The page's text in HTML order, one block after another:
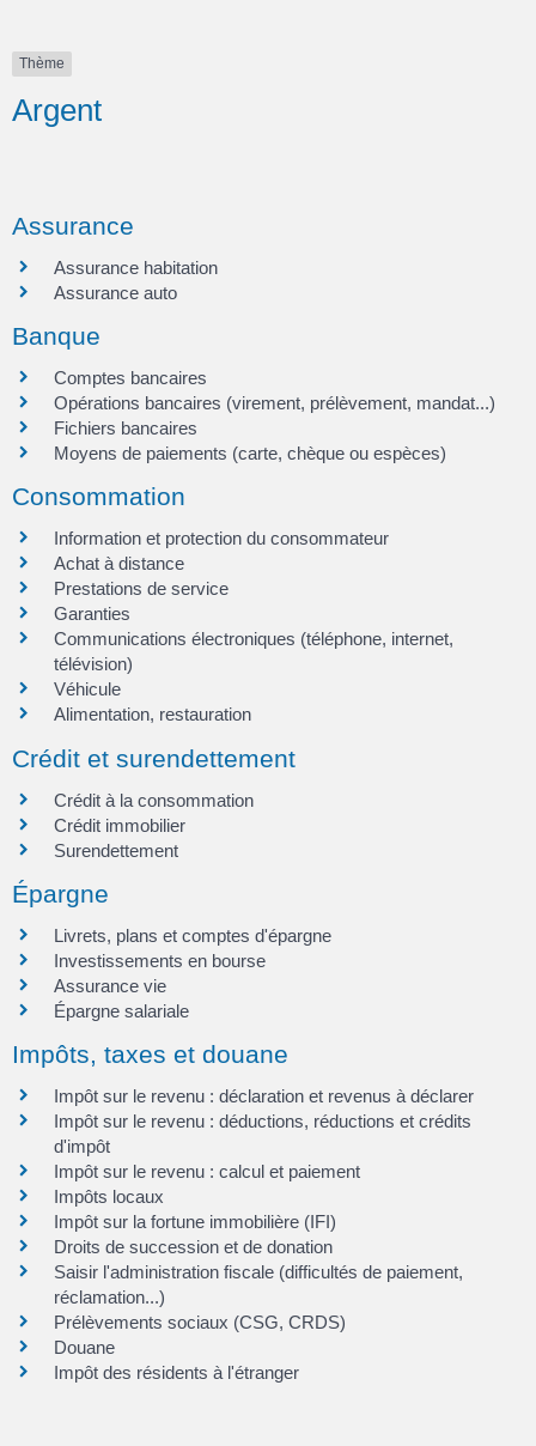
Thème
Argent
Assurance
Assurance habitation
Assurance auto
Banque
Comptes bancaires
Opérations bancaires (virement, prélèvement, mandat...)
Fichiers bancaires
Moyens de paiements (carte, chèque ou espèces)
Consommation
Information et protection du consommateur
Achat à distance
Prestations de service
Garanties
Communications électroniques (téléphone, internet,
télévision)
Véhicule
Alimentation, restauration
Crédit et surendettement
Crédit à la consommation
Crédit immobilier
Surendettement
Épargne
Livrets, plans et comptes d'épargne
Investissements en bourse
Assurance vie
Épargne salariale
Impôts, taxes et douane
Impôt sur le revenu : déclaration et revenus à déclarer
Impôt sur le revenu : déductions, réductions et crédits
d'impôt
Impôt sur le revenu : calcul et paiement
Impôts locaux
Impôt sur la fortune immobilière (IFI)
Droits de succession et de donation
Saisir l'administration fiscale (difficultés de paiement,
réclamation...)
Prélèvements sociaux (CSG, CRDS)
Douane
Impôt des résidents à l'étranger